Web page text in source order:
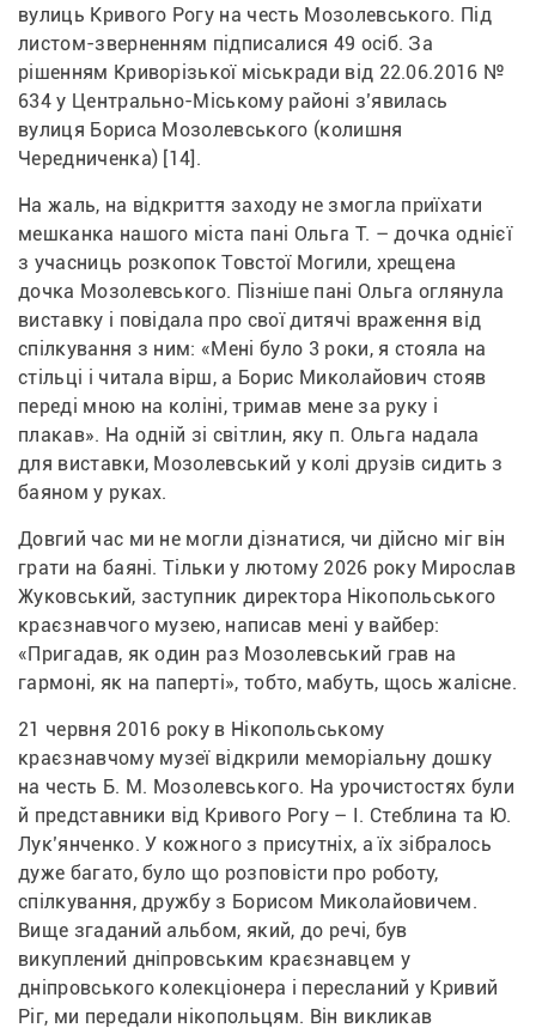
вулиць Кривого Рогу на честь Мозолевського. Під
листом-зверненням підписалися 49 осіб. За
рішенням Криворізької міськради від 22.06.2016 №
634 у Центрально-Міському районі з’явилась
вулиця Бориса Мозолевського (колишня
Чередниченка) [14].
На жаль, на відкриття заходу не змогла приїхати
мешканка нашого міста пані Ольга Т. – дочка однієї
з учасниць розкопок Товстої Могили, хрещена
дочка Мозолевського. Пізніше пані Ольга оглянула
виставку і повідала про свої дитячі враження від
спілкування з ним: «Мені було 3 роки, я стояла на
стільці і читала вірш, а Борис Миколайович стояв
переді мною на коліні, тримав мене за руку і
плакав». На одній зі світлин, яку п. Ольга надала
для виставки, Мозолевський у колі друзів сидить з
баяном у руках.
Довгий час ми не могли дізнатися, чи дійсно міг він
грати на баяні. Тільки у лютому 2026 року Мирослав
Жуковський, заступник директора Нікопольського
краєзнавчого музею, написав мені у вайбер:
«Пригадав, як один раз Мозолевський грав на
гармоні, як на паперті», тобто, мабуть, щось жалісне.
21 червня 2016 року в Нікопольському
краєзнавчому музеї відкрили меморіальну дошку
на честь Б. М. Мозолевського. На урочистостях були
й представники від Кривого Рогу – І. Стеблина та Ю.
Лук’янченко. У кожного з присутніх, а їх зібралось
дуже багато, було що розповісти про роботу,
спілкування, дружбу з Борисом Миколайовичем.
Вище згаданий альбом, який, до речі, був
викуплений дніпровським краєзнавцем у
дніпровського колекціонера і пересланий у Кривий
Ріг, ми передали нікопольцям. Він викликав